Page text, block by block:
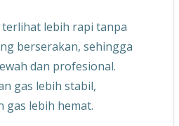
lebih rapi tanpa
berserakan, sehingga
dan profesional.
gas lebih stabil,
gas lebih hemat.